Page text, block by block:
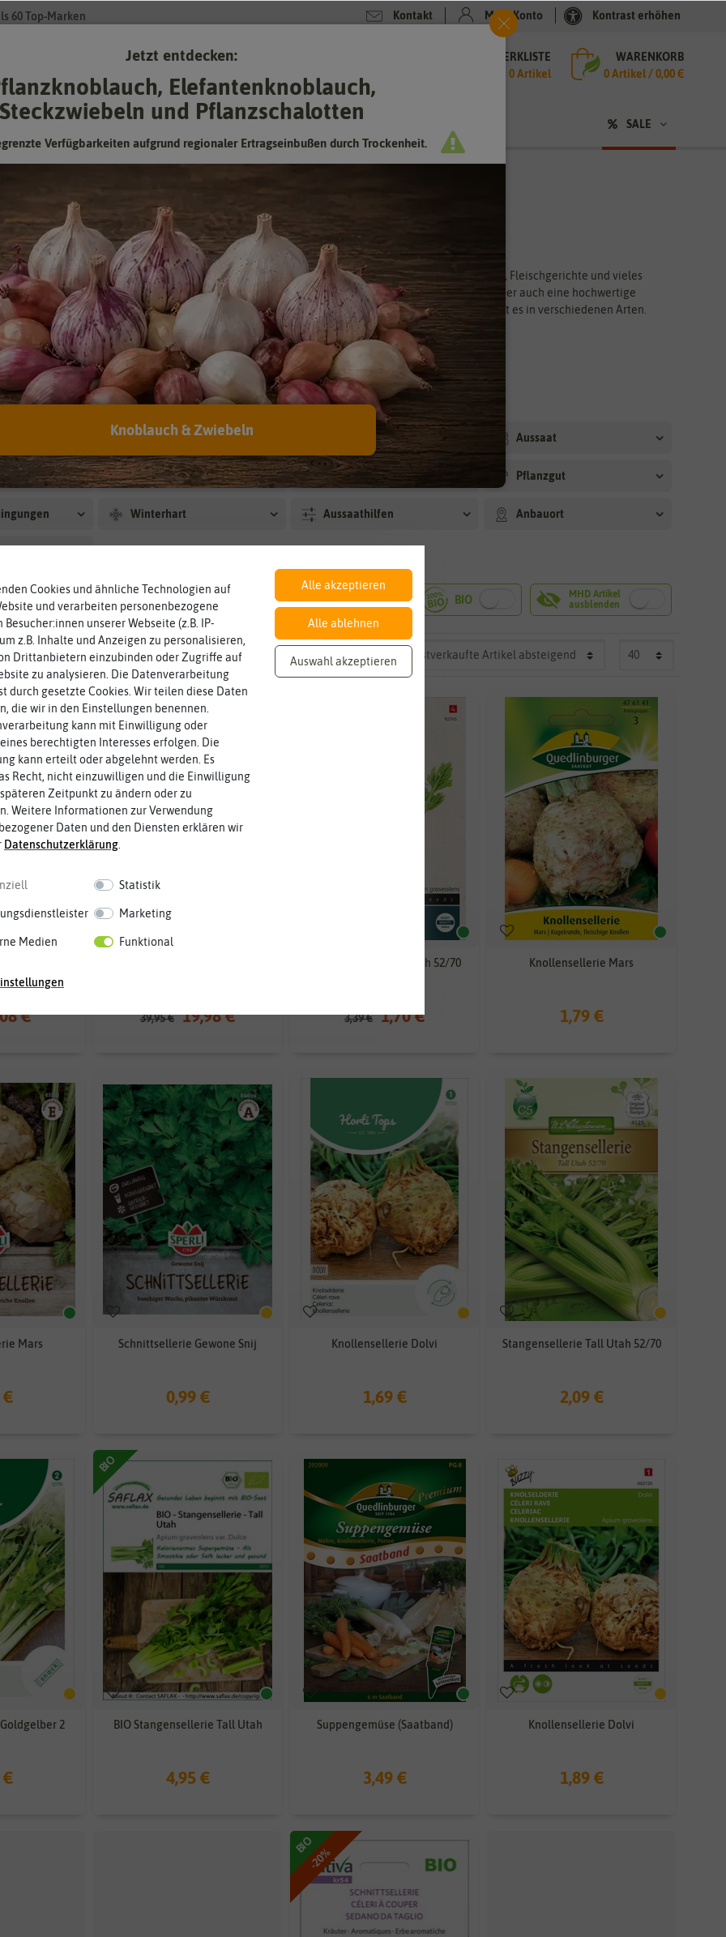
60 Top-Marken Kontakt Mein Konto Kontrast erhöhen
MERKLISTE
0 Artikel
WARENKORB
0Artikel /0,00 €
SALE
- Selleriesamen
beliebteste Gemüse in der Küche
beliebtesten Küchenkräutern. Das Gemüse mit dem kräftigen Geschmack würzt Eintöpfe, Salate, Fleischgerichte und vieles
Selleriearoma wird durch die in den ätherischen Ölen enthaltenen Phthalide erzeugt. Sellerie ist aber auch eine hochwertige
Rheuma oder Gicht angewendet wird. Im Garten ist Sellerie robust und schnellwüchsig. Sellerie gibt es in verschiedenen Arten.
4 Knollenselleriesamen Schnittselleriesamen
Preis Lieferbarkeit Aussaat
Ernte Lebensdauer Pflanzgut
Winterhart Aussaathilfen Anbauort
in Selleriesamen
Snij
€
-50%
39,95 € 19,98 €
Rippensellerie Tall Utah 52/70
3,39 € 1,70 €
Knollensellerie Mars
1,79 €
Mars
€
Schnittsellerie Gewone Snij
0,99 €
Knollensellerie Dolvi
1,69 €
Stangensellerie Tall Utah 52/70
2,09 €
2
€
BIO
BIO Stangensellerie Tall Utah
4,95 €
Suppengemüse (Saatband)
3,49 €
Knollensellerie Dolvi
1,89 €
-20%
BIO
Cookies und ähnliche Technologien auf
und verarbeiten personenbezogene
Besucher:innen unserer Webseite (z.B. IP-
z.B. Inhalte und Anzeigen zu personalisieren,
Drittanbietern einzubinden oder Zugriffe auf
zu analysieren. Die Datenverarbeitung
durch gesetzte Cookies. Wir teilen diese Daten
die wir in den Einstellungen benennen.
kann mit Einwilligung oder
berechtigten Interesses erfolgen. Die
kann erteilt oder abgelehnt werden. Es
Recht, nicht einzuwilligen und die Einwilligung
Zeitpunkt zu ändern oder zu
Weitere Informationen zur Verwendung
Daten und den Diensten erklären wir
Daten­schutz­erklärung
Statistik
Marketing
Medien Funktional
Alle akzeptieren
Alle ablehnen
Auswahl akzeptieren
Jetzt entdecken:
Elefantenknoblauch,
Steckzwiebeln und Pflanzschalotten
Verfügbarkeiten aufgrund regionaler Ertragseinbußen durch Trockenheit.
Knoblauch & Zwiebeln